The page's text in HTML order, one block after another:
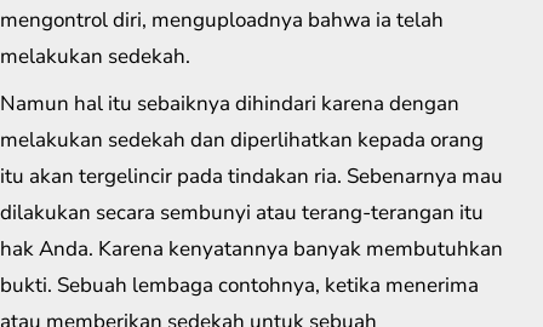
mengontrol diri, menguploadnya bahwa ia telah
melakukan sedekah.
Namun hal itu sebaiknya dihindari karena dengan
melakukan sedekah dan diperlihatkan kepada orang
itu akan tergelincir pada tindakan ria. Sebenarnya mau
dilakukan secara sembunyi atau terang-terangan itu
hak Anda. Karena kenyatannya banyak membutuhkan
bukti. Sebuah lembaga contohnya, ketika menerima
atau memberikan sedekah untuk sebuah